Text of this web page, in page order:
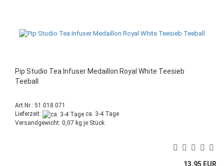
Pip Studio Tea Infuser Medaillon Royal White Teesieb
Teeball
Art.Nr.: 51.018.071
Lieferzeit:
ca. 3-4 Tage
Versandgewicht: 0,07 kg je Stück
13,95 EUR